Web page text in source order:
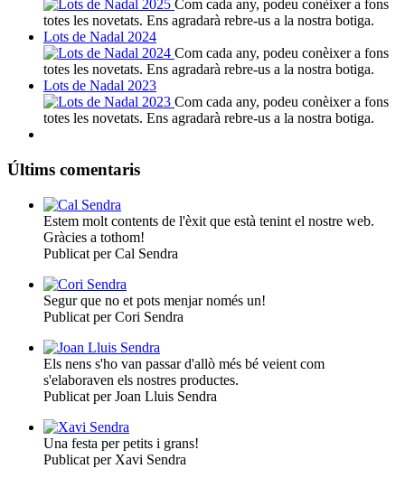
Com cada any, podeu conèixer a fons
totes les novetats. Ens agradarà rebre-us a la nostra botiga.
Lots de Nadal 2024
Com cada any, podeu conèixer a fons
totes les novetats. Ens agradarà rebre-us a la nostra botiga.
Lots de Nadal 2023
Com cada any, podeu conèixer a fons
totes les novetats. Ens agradarà rebre-us a la nostra botiga.
Últims comentaris
Estem molt contents de l'èxit que està tenint el nostre web.
Gràcies a tothom!
Publicat per Cal Sendra
Segur que no et pots menjar només un!
Publicat per Cori Sendra
Els nens s'ho van passar d'allò més bé veient com
s'elaboraven els nostres productes.
Publicat per Joan Lluis Sendra
Una festa per petits i grans!
Publicat per Xavi Sendra